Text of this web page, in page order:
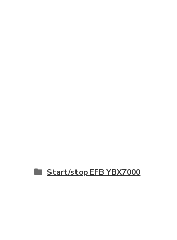
Start/stop EFB YBX7000